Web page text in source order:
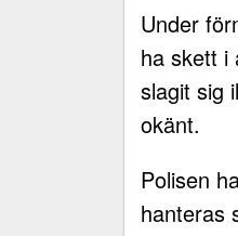
Under
ha skett i
slagit sig
okänt.
Polisen
hanteras